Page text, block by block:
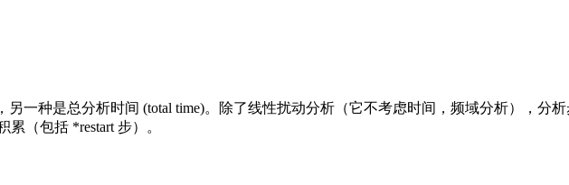
另一种是总分析时间 (total time)。除了线性扰动分析（它不考虑时间，频域分析），分
（包括 *restart 步）。